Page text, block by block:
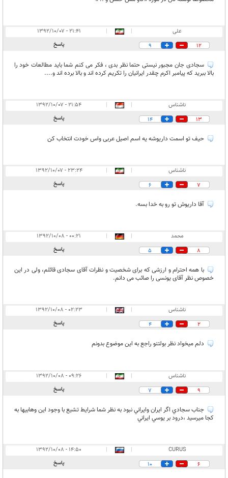
علی |
|
۲۱:۴۱ - ۱۳۹۲/۱۰/۰۷
12
9 پاسخ
سجادی جان مجبور نیستی حتما نظر بدی ، فکر می کنم شما باید مطالعات خود را
بالا ببرید که پیامبر اکرم چقدر ایرانیان را تکریم کرده اند و بالا برده اند و....
ناشناس |
|
۲۱:۵۴ - ۱۳۹۲/۱۰/۰۷
13
14 پاسخ
حیف تو اسمت داریوشه یه اسم اصیل عربی واس خودت انتخاب کن
ناشناس |
|
۲۳:۲۴ - ۱۳۹۲/۱۰/۰۷
7
6 پاسخ
آقا داریوش تو رو به خدا بسه.
محمد |
|
۰۰:۲۱ - ۱۳۹۲/۱۰/۰۸
8
5 پاسخ
با همه احترام و ارزشی که برای شخصیت و نظرات آقای سجادی قائلم، ولی در این
خصوص نظر آقای یونسی را صائب می دانم.
ناشناس |
|
۰۲:۲۳ - ۱۳۹۲/۱۰/۰۸
2
4 پاسخ
دلم ميخواد نظر بولتنو راجع به اين موضوع بدونم
ناشناس |
|
۰۹:۲۶ - ۱۳۹۲/۱۰/۰۸
9
7 پاسخ
جناب سجادي اگر ايران وايراني نبود به نظر شما شرايط تشيع با وجود اين وهابيها به
كجا ميرسيد ،درود بر يوسي ايراني
CURUS
|
|
۱۴:۵۰ - ۱۳۹۲/۱۰/۰۸
6
10 پاسخ